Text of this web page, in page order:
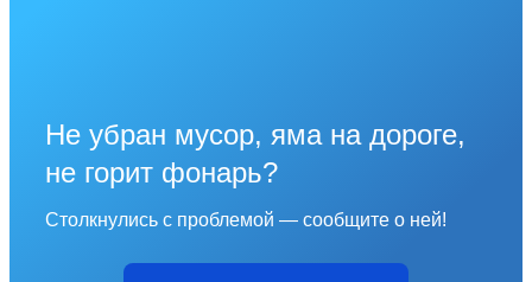
Не убран мусор, яма на дороге,
не горит фонарь?
Столкнулись с проблемой — сообщите о ней!